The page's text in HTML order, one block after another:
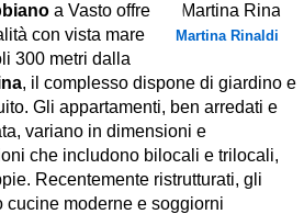
Martina Rinaldi
a Vasto offre
con vista mare
300 metri dalla
, il complesso dispone di giardino e
Gli appartamenti, ben arredati e
variano in dimensioni e
che includono bilocali e trilocali,
Recentemente ristrutturati, gli
cucine moderne e soggiorni